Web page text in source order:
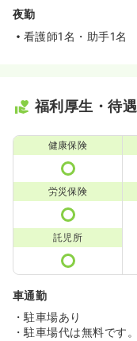
夜勤
看護師1名・助手1名
福利厚生・待遇
健康保険
労災保険
託児所
車通勤
・駐車場あり
・駐車場代は無料です。